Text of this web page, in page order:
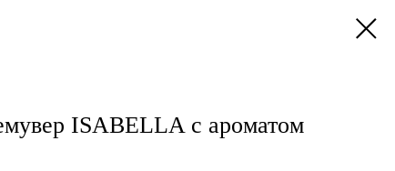
ISABELLA с ароматом